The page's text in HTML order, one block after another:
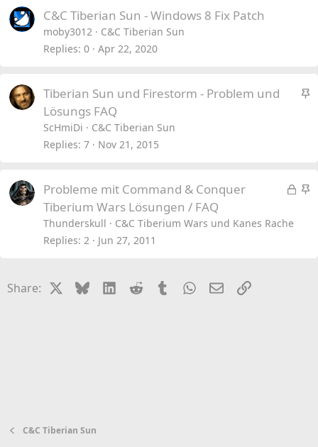
C&C Tiberian Sun - Windows 8 Fix Patch
moby3012
C&C Tiberian Sun
Replies 0 Apr 22, 2020
S
Tiberian Sun und Firestorm - Problem und
Lösungs FAQ
ScHmiDi
C&C Tiberian Sun
Replies 7 Nov 21, 2015
L
S
Probleme mit Command & Conquer
Tiberium Wars Lösungen / FAQ
Thunderskull
C&C Tiberium Wars und Kanes Rache
Replies 2 Jun 27, 2011
Share: BlueskyLinkedIn
Reddit TumblrWhatsApp
EmailLink
C&C Tiberian Sun